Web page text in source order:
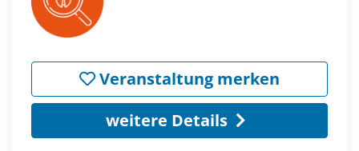
Veranstaltung merken
weitere Details